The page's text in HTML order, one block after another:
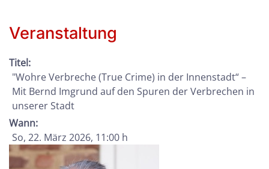
Veranstaltung
Titel:
"Wohre Verbreche (True Crime) in der Innenstadt“ –
Mit Bernd Imgrund auf den Spuren der Verbrechen in
unserer Stadt
Wann:
So, 22. März 2026, 11:00 h